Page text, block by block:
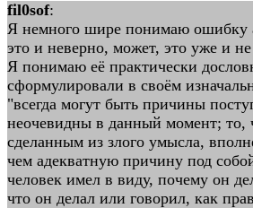
fil0sof:
Я немного шире понимаю ошибку
это и неверно, может, это уже и
Я понимаю её практически
сформулировали в своём
"всегда могут быть причины
неочевидны в данный момент; то,
сделанным из злого умысла,
чем адекватную причину под
человек имел в виду, почему он
что он делал или говорил, как